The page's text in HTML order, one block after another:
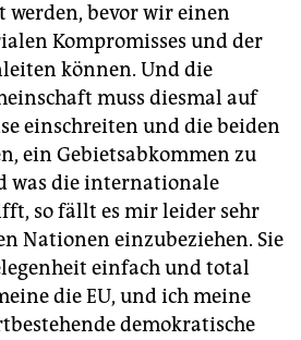
werden, bevor wir einen
Kompromisses und der
können. Und die
muss diesmal auf
einschreiten und die beiden
ein Gebietsabkommen zu
was die internationale
so fällt es mir leider sehr
Nationen einzubeziehen. Sie
einfach und total
die EU, und ich meine
demokratische